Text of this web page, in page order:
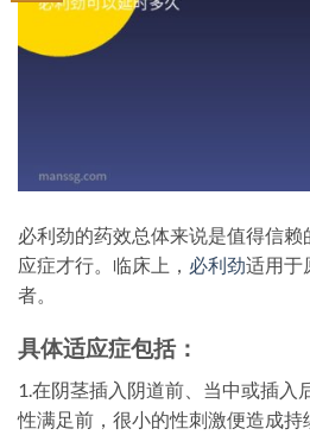
必利劲的药效总体来说是值得信
应症才行。临床上， 必利劲适用于
者。
具体适应症包括：
1.在阴茎插入阴道前、当中或插入
性满足前，很小的性刺激便造成持